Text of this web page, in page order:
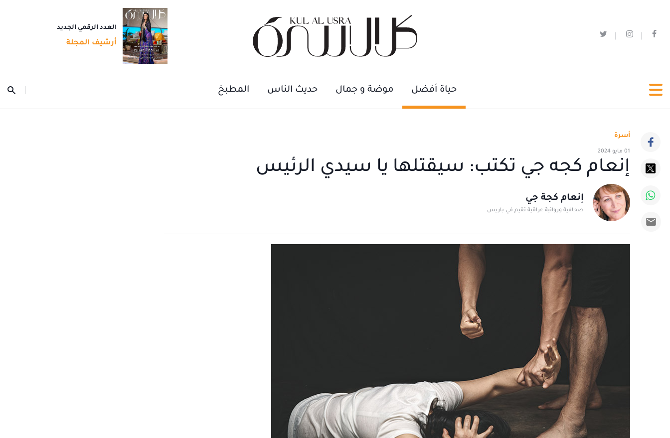
العدد الرقمي الجديد
أرشيف المجلة
حياة أفضل موضة و جمال حديث الناس المطبخ
أسرة
01 مايو 2024
إنعام كجه جي تكتب: سيقتلها يا سيدي الرئيس
إنعام كجة جي
صحافية وروائية عراقية تقيم في باريس